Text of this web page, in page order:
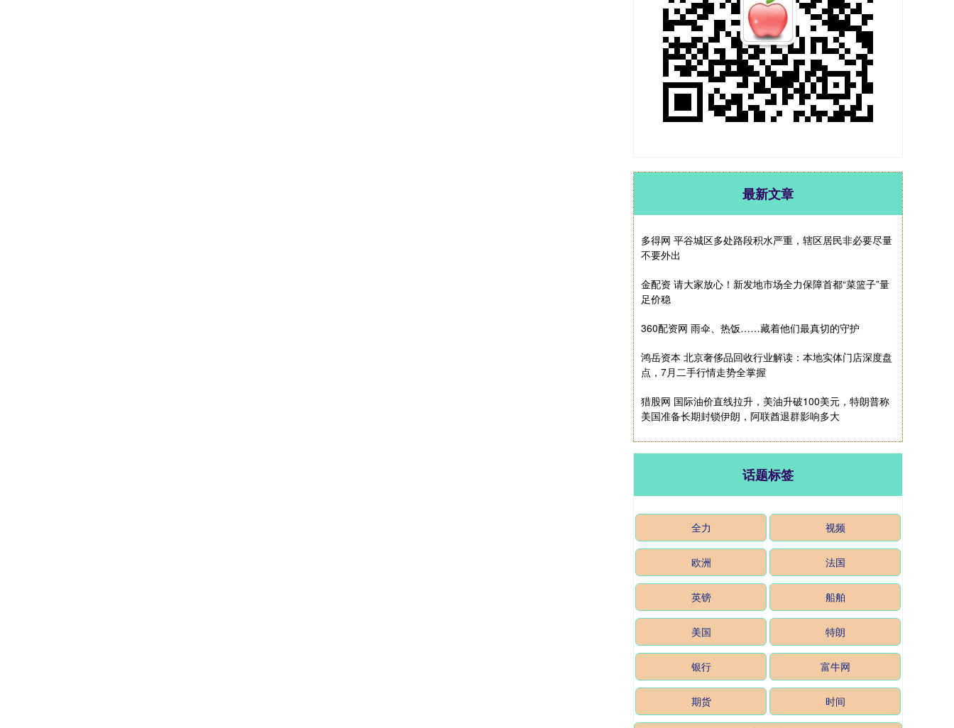
最新文章
多得网 平谷城区多处路段积水严重，辖区居民非必要尽量
不要外出
金配资 请大家放心！新发地市场全力保障首都“菜篮子”量
足价稳
360配资网 雨伞、热饭……藏着他们最真切的守护
鸿岳资本 北京奢侈品回收行业解读：本地实体门店深度盘
点，7月二手行情走势全掌握
猎股网 国际油价直线拉升，美油升破100美元，特朗普称
美国准备长期封锁伊朗，阿联酋退群影响多大
话题标签
全力 视频
欧洲 法国
英镑 船舶
美国 特朗
银行 富牛网
期货 时间